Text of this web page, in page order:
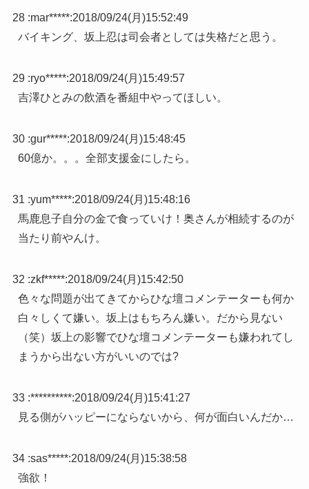
28 :mar*****:2018/09/24(月)15:52:49
バイキング、坂上忍は司会者としては失格だと思う。
29 :ryo*****:2018/09/24(月)15:49:57
吉澤ひとみの飲酒を番組中やってほしい。
30 :gur*****:2018/09/24(月)15:48:45
60億か。。。全部支援金にしたら。
31 :yum*****:2018/09/24(月)15:48:16
馬鹿息子自分の金で食っていけ！奥さんが相続するのが
当たり前やんけ。
32 :zkf*****:2018/09/24(月)15:42:50
色々な問題が出てきてからひな壇コメンテーターも何か
白々しくて嫌い。坂上はもちろん嫌い。だから見ない
（笑）坂上の影響でひな壇コメンテーターも嫌われてし
まうから出ない方がいいのでは?
33 :**********:2018/09/24(月)15:41:27
見る側がハッピーにならないから、何が面白いんだか…
34 :sas*****:2018/09/24(月)15:38:58
強欲！